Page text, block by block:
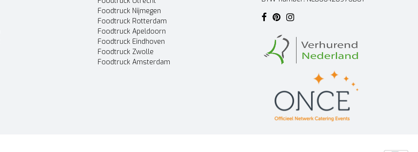
Foodtruck Nijmegen
Foodtruck Rotterdam
Foodtruck Apeldoorn
Foodtruck Eindhoven
Foodtruck Zwolle
Foodtruck Amsterdam